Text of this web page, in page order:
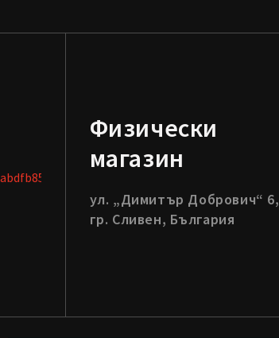
Физически
магазин
ул. „Димитър Добрович“ 6,
гр. Сливен, България